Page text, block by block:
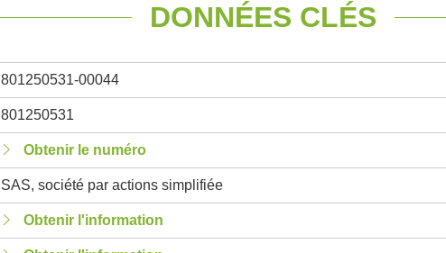
DONNÉES CLÉS
801250531-00044
801250531
Obtenir le numéro
SAS, société par actions simplifiée
Obtenir l'information